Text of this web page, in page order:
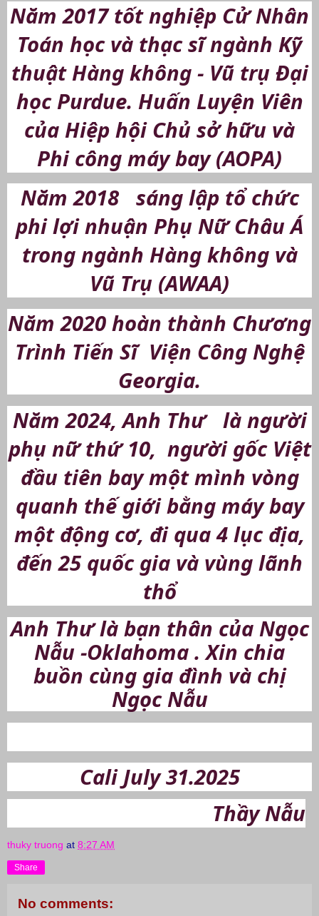
Năm 2017 tốt nghiệp Cử Nhân
Toán học và thạc sĩ ngành Kỹ
thuật Hàng không - Vũ trụ Đại
học Purdue. Huấn Luyện Viên
của Hiệp hội Chủ sở hữu và
Phi công máy bay (AOPA)
Năm 2018 sáng lập tổ chức
phi lợi nhuận Phụ Nữ Châu Á
trong ngành Hàng không và
Vũ Trụ (AWAA)
Năm 2020 hoàn thành Chương
Trình Tiến Sĩ Viện Công Nghệ
Georgia.
Năm 2024, Anh Thư là người
phụ nữ thứ 10, người gốc Việt
đầu tiên bay một mình vòng
quanh thế giới bằng máy bay
một động cơ, đi qua 4 lục địa,
đến 25 quốc gia và vùng lãnh
thổ
Anh Thư là bạn thân của Ngọc
Nẫu -Oklahoma . Xin chia
buồn cùng gia đình và chị
Ngọc Nẫu
Cali July 31.2025
Thầy Nẫu
thuky truong at 8:27 AM
Share
No comments: